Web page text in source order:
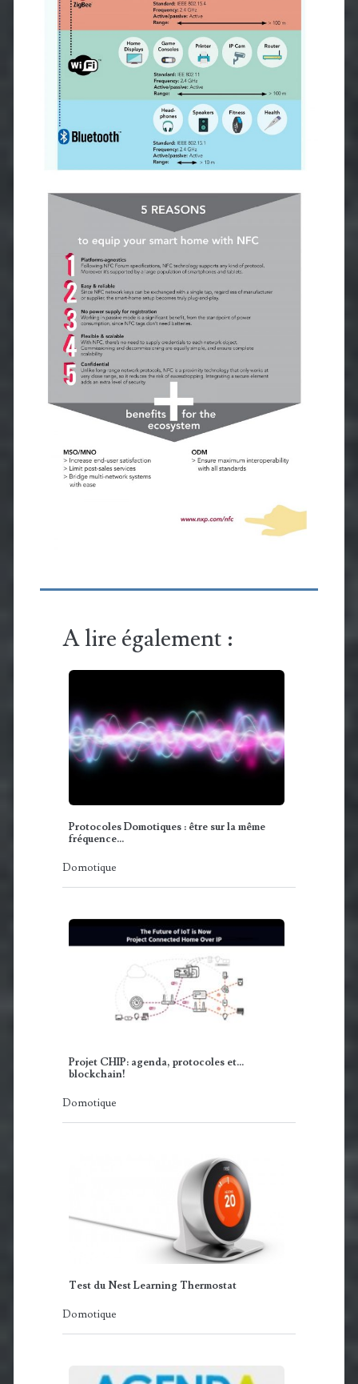
A lire également :
Protocoles Domotiques : être sur la même
fréquence…
Domotique
Projet CHIP: agenda, protocoles et...
blockchain!
Domotique
Test du Nest Learning Thermostat
Domotique